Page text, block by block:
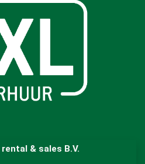
& sales B.V.